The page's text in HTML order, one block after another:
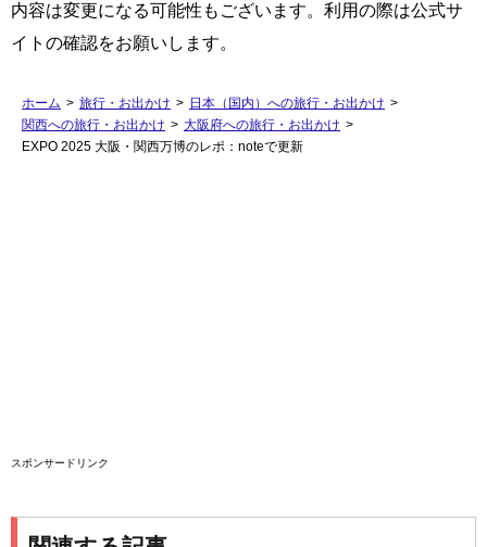
内容は変更になる可能性もございます。利用の際は公式サ
イトの確認をお願いします。
ホーム > 旅行・お出かけ > 日本（国内）への旅行・お出かけ >
関西への旅行・お出かけ > 大阪府への旅行・お出かけ >
EXPO 2025 大阪・関西万博のレポ：noteで更新
スポンサードリンク